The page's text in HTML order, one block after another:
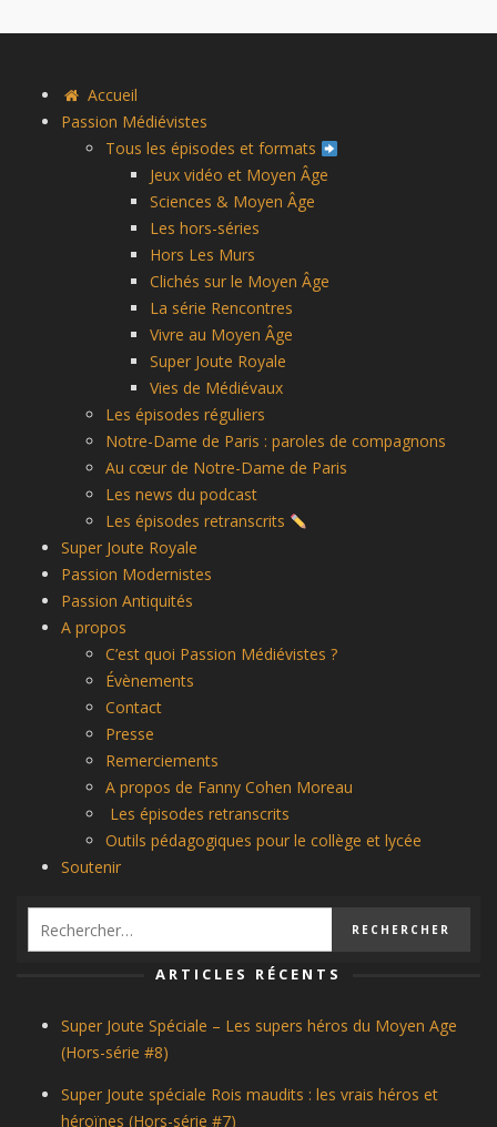
Accueil
Passion Médiévistes
Tous les épisodes et formats
Jeux vidéo et Moyen Âge
Sciences & Moyen Âge
Les hors-séries
Hors Les Murs
Clichés sur le Moyen Âge
La série Rencontres
Vivre au Moyen Âge
Super Joute Royale
Vies de Médiévaux
Les épisodes réguliers
Notre-Dame de Paris : paroles de compagnons
Au cœur de Notre-Dame de Paris
Les news du podcast
Les épisodes retranscrits
Super Joute Royale
Passion Modernistes
Passion Antiquités
A propos
C’est quoi Passion Médiévistes ?
Évènements
Contact
Presse
Remerciements
A propos de Fanny Cohen Moreau
Les épisodes retranscrits
Outils pédagogiques pour le collège et lycée
Soutenir
ARTICLES RÉCENTS
Super Joute Spéciale – Les supers héros du Moyen Age
(Hors-série #8)
Super Joute spéciale Rois maudits : les vrais héros et
héroïnes (Hors-série #7)